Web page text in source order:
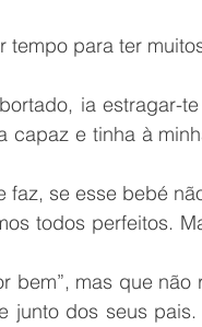
para ter
ia estragar-
capaz e tinha à
faz, se esse bebé
todos perfeitos.
bem”, mas que
junto dos seus